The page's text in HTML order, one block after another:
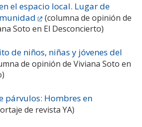
el espacio local. Lugar de
(columna de opinión de
Soto en El Desconcierto)
de niños, niñas y jóvenes del
de opinión de Viviana Soto en
párvulos: Hombres en
de revista YA)